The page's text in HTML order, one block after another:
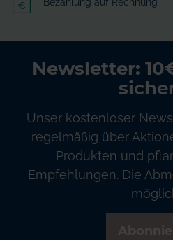
Newsletter:
Unser kostenloser
regelmäßig über
Produkten und
Empfehlungen. Die